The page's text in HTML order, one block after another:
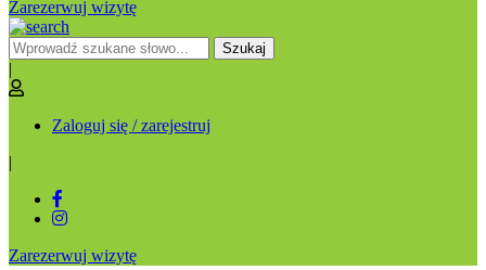
Zarezerwuj wizytę
Szukaj
|
Zaloguj się / zarejestruj
|
Zarezerwuj wizytę